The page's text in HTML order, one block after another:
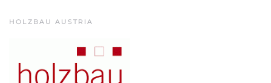
HOLZBAU AUSTRIA